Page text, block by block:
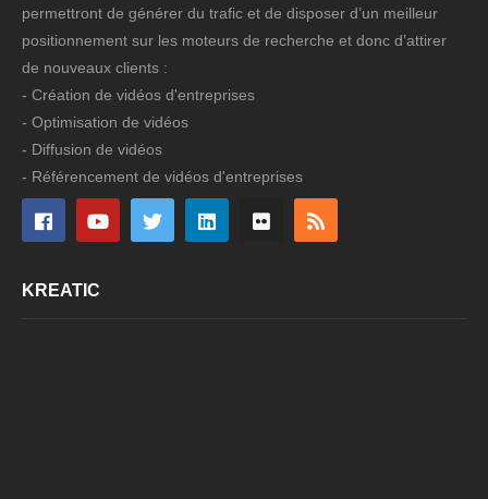
permettront de générer du trafic et de disposer d’un meilleur
positionnement sur les moteurs de recherche et donc d’attirer
de nouveaux clients :
- Création de vidéos d'entreprises
- Optimisation de vidéos
- Diffusion de vidéos
- Référencement de vidéos d'entreprises
KREATIC